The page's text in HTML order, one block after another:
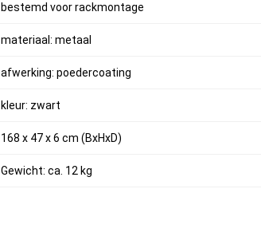
bestemd voor rackmontage
materiaal: metaal
afwerking: poedercoating
kleur: zwart
168 x 47 x 6 cm (BxHxD)
Gewicht: ca. 12 kg